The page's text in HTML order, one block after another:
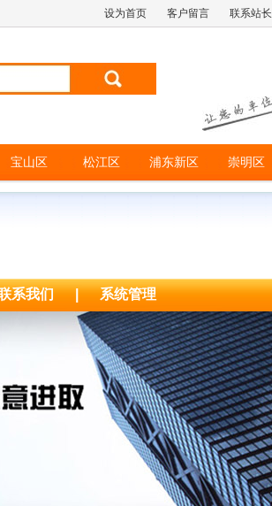
设为首页 客户留言 联系站长
宝山区 松江区 浦东新区 崇明区
系我们 | 系统管理